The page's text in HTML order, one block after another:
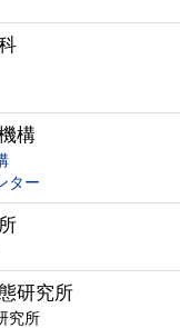
構
ター
研究所
究所